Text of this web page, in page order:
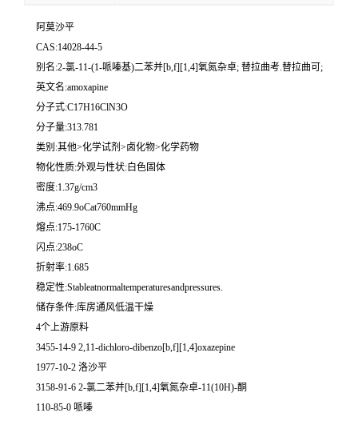
阿莫沙平
CAS:14028-44-5
别名:2-氯-11-(1-哌嗪基)二苯并[b,f][1,4]氧氮杂卓; 替拉曲考.替拉曲可;
英文名:amoxapine
分子式:C17H16ClN3O
分子量:313.781
类别:其他>化学试剂>卤化物>化学药物
物化性质:外观与性状:白色固体
密度:1.37g/cm3
沸点:469.9oCat760mmHg
熔点:175-1760C
闪点:238oC
折射率:1.685
稳定性:Stableatnormaltemperaturesandpressures.
储存条件:库房通风低温干燥
4个上游原料
3455-14-9 2,11-dichloro-dibenzo[b,f][1,4]oxazepine
1977-10-2 洛沙平
3158-91-6 2-氯二苯并[b,f][1,4]氧氮杂卓-11(10H)-酮
110-85-0 哌嗪